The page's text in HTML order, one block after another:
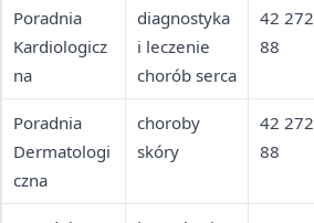
Poradnia
Kardiologicz
na
diagnostyka
i leczenie
chorób serca
42
88
Poradnia
Dermatologi
czna
choroby
skóry
42
88